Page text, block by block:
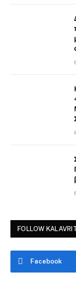
FOLLOW
Facebook